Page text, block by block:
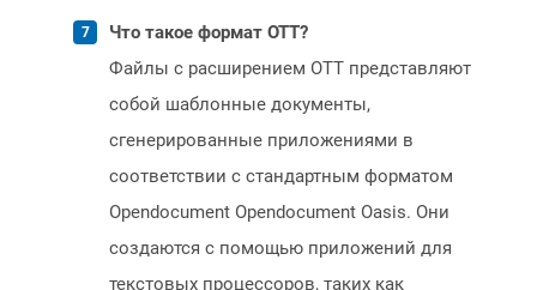
Что такое формат OTT?
Файлы с расширением OTT представляют
собой шаблонные документы,
сгенерированные приложениями в
соответствии с стандартным форматом
Opendocument Opendocument Oasis. Они
создаются с помощью приложений для
текстовых процессоров, таких как